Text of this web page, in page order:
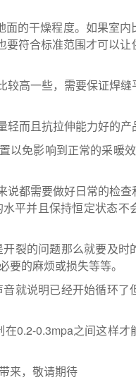
的干燥程度。如果室
符合标准范围才可以
高一些，需要保证焊缝
轻而且抗拉伸能力好
以免影响到正常的采暖
都需要做好日常的检
平并且保持恒定状态不
裂的问题那么就要及时
要的麻烦或损失等等。
就说明已经开始循环了
0.2-0.3mpa之间这样
来，敬请期待